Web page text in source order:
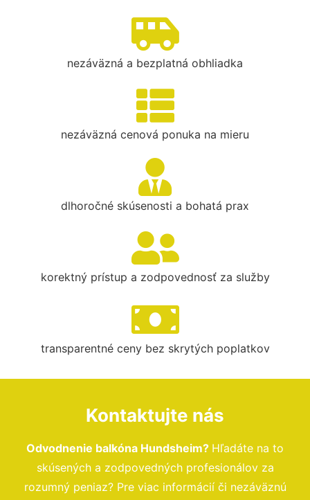
nezáväzná a bezplatná obhliadka
nezáväzná cenová ponuka na mieru
dlhoročné skúsenosti a bohatá prax
korektný prístup a zodpovednosť za služby
transparentné ceny bez skrytých poplatkov
Kontaktujte nás
Odvodnenie balkóna Hundsheim? Hľadáte na to
skúsených a zodpovedných profesionálov za
rozumný peniaz? Pre viac informácií či nezáväznú